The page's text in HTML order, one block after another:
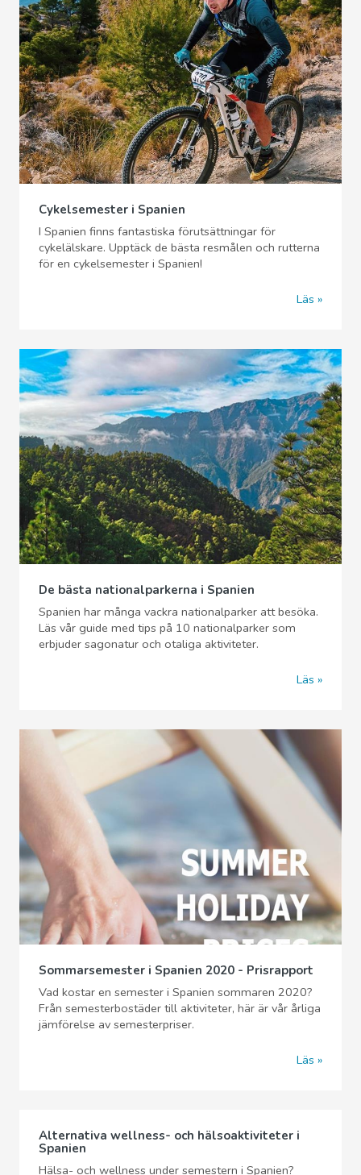
Cykelsemester i Spanien
I Spanien finns fantastiska förutsättningar för
cykelälskare. Upptäck de bästa resmålen och rutterna
för en cykelsemester i Spanien!
Läs
De bästa nationalparkerna i Spanien
Spanien har många vackra nationalparker att besöka.
Läs vår guide med tips på 10 nationalparker som
erbjuder sagonatur och otaliga aktiviteter.
Läs
Sommarsemester i Spanien 2020 - Prisrapport
Vad kostar en semester i Spanien sommaren 2020?
Från semesterbostäder till aktiviteter, här är vår årliga
jämförelse av semesterpriser.
Läs
Alternativa wellness- och hälsoaktiviteter i
Spanien
Hälsa- och wellness under semestern i Spanien?